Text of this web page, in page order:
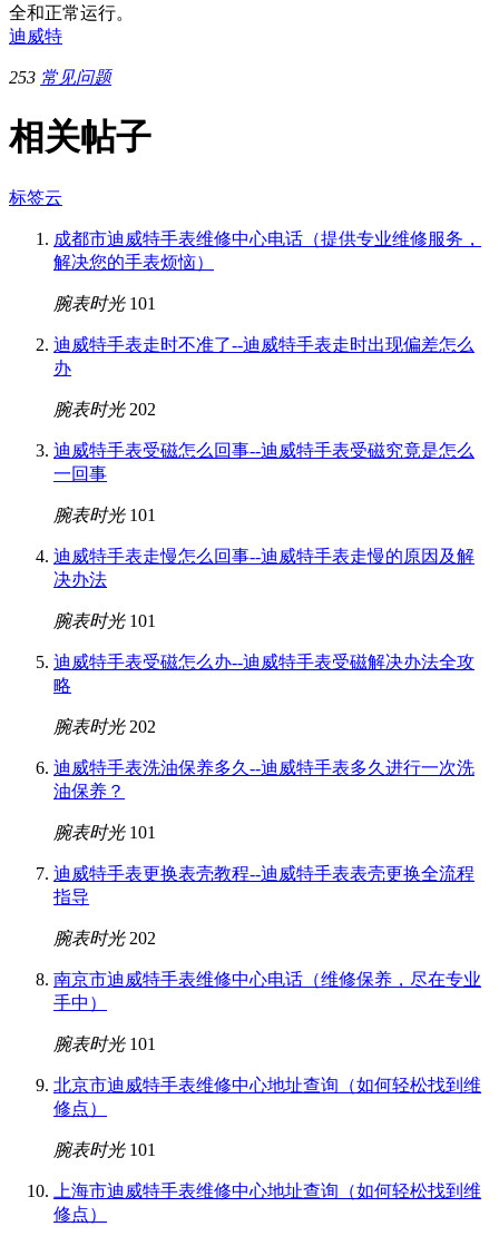
全和正常运行。
迪威特
253 常见问题
相关帖子
标签云
成都市迪威特手表维修中心电话（提供专业维修服务，
解决您的手表烦恼）
腕表时光 101
迪威特手表走时不准了--迪威特手表走时出现偏差怎么
办
腕表时光 202
迪威特手表受磁怎么回事--迪威特手表受磁究竟是怎么
一回事
腕表时光 101
迪威特手表走慢怎么回事--迪威特手表走慢的原因及解
决办法
腕表时光 101
迪威特手表受磁怎么办--迪威特手表受磁解决办法全攻
略
腕表时光 202
迪威特手表洗油保养多久--迪威特手表多久进行一次洗
油保养？
腕表时光 101
迪威特手表更换表壳教程--迪威特手表表壳更换全流程
指导
腕表时光 202
南京市迪威特手表维修中心电话（维修保养，尽在专业
手中）
腕表时光 101
北京市迪威特手表维修中心地址查询（如何轻松找到维
修点）
腕表时光 101
上海市迪威特手表维修中心地址查询（如何轻松找到维
修点）